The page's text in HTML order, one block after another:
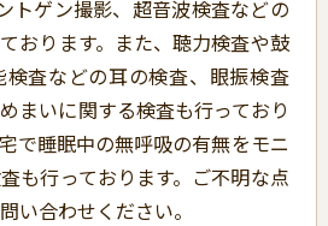
トゲン撮影、超音波検査などの
おります。また、聴力検査や鼓
査などの耳の検査、眼振検査
まいに関する検査も行っており
で睡眠中の無呼吸の有無をモニ
も行っております。ご不明な点
い合わせください。